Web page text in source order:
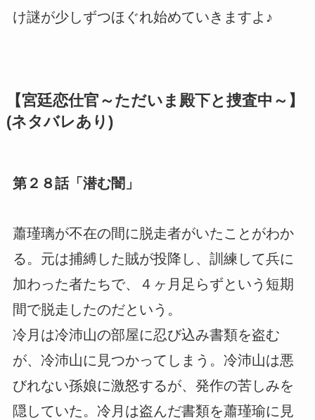
け謎が少しずつほぐれ始めていきますよ♪
【宮廷恋仕官～ただいま殿下と捜査中～】
(ネタバレあり)
第２８話「潜む闇」
蕭瑾璃が不在の間に脱走者がいたことがわか
る。元は捕縛した賊が投降し、訓練して兵に
加わった者たちで、４ヶ月足らずという短期
間で脱走したのだという。
冷月は冷沛山の部屋に忍び込み書類を盗む
が、冷沛山に見つかってしまう。冷沛山は悪
びれない孫娘に激怒するが、発作の苦しみを
隠していた。冷月は盗んだ書類を蕭瑾瑜に見